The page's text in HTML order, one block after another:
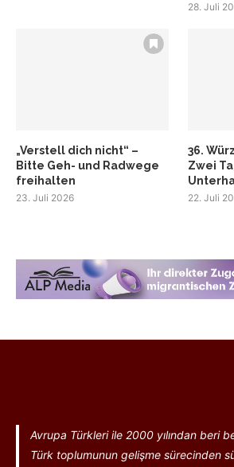
28. Juli
„Verstell dich nicht“ –
Bitte Geh- und Radwege
freihalten
23. Juli 2026
36.
Zwei
22. Juli
Avrupa Türkleri ile 2000 yılından beri
Türk toplumunun gelişme sürecinden